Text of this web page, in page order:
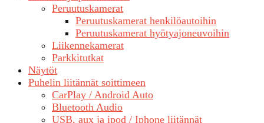
Peruutuskamerat
Peruutuskamerat henkilöautoihin
Peruutuskamerat hyötyajoneuvoihin
Liikennekamerat
Parkkitutkat
Näytöt
Puhelin liitännät soittimeen
CarPlay / Android Auto
Bluetooth Audio
USB, aux ja ipod / Iphone liitännät